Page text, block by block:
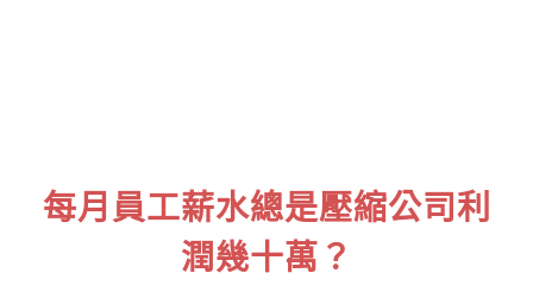
每月員工薪水總是壓縮公司利
潤幾十萬？